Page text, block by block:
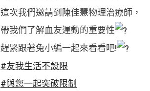
這次我們邀請到陳佳慧物理治療師，
帶我們了解血友運動的重要性
趕緊跟著兔小編一起來看看吧!
#友我生活不設限
#與您一起突破限制